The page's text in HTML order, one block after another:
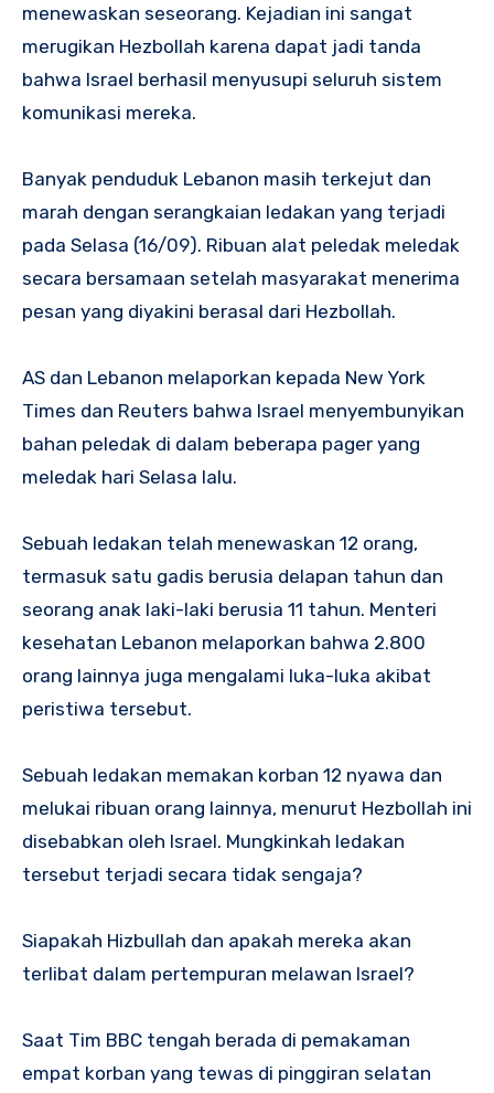
menewaskan seseorang. Kejadian ini sangat
merugikan Hezbollah karena dapat jadi tanda
bahwa Israel berhasil menyusupi seluruh sistem
komunikasi mereka.
Banyak penduduk Lebanon masih terkejut dan
marah dengan serangkaian ledakan yang terjadi
pada Selasa (16/09). Ribuan alat peledak meledak
secara bersamaan setelah masyarakat menerima
pesan yang diyakini berasal dari Hezbollah.
AS dan Lebanon melaporkan kepada New York
Times dan Reuters bahwa Israel menyembunyikan
bahan peledak di dalam beberapa pager yang
meledak hari Selasa lalu.
Sebuah ledakan telah menewaskan 12 orang,
termasuk satu gadis berusia delapan tahun dan
seorang anak laki-laki berusia 11 tahun. Menteri
kesehatan Lebanon melaporkan bahwa 2.800
orang lainnya juga mengalami luka-luka akibat
peristiwa tersebut.
Sebuah ledakan memakan korban 12 nyawa dan
melukai ribuan orang lainnya, menurut Hezbollah ini
disebabkan oleh Israel. Mungkinkah ledakan
tersebut terjadi secara tidak sengaja?
Siapakah Hizbullah dan apakah mereka akan
terlibat dalam pertempuran melawan Israel?
Saat Tim BBC tengah berada di pemakaman
empat korban yang tewas di pinggiran selatan